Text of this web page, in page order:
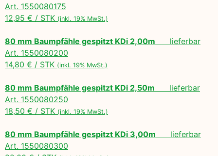
Art. 1550080175
12,95 € / STK (inkl. 19% MwSt.)
80 mm Baumpfähle gespitzt KDi 2,00m lieferbar
Art. 1550080200
14,80 € / STK (inkl. 19% MwSt.)
80 mm Baumpfähle gespitzt KDi 2,50m lieferbar
Art. 1550080250
18,50 € / STK (inkl. 19% MwSt.)
80 mm Baumpfähle gespitzt KDi 3,00m lieferbar
Art. 1550080300